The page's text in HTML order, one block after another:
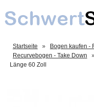
Startseite » Bogen kaufen -
Recurvebogen - Take Down
Länge 60 Zoll